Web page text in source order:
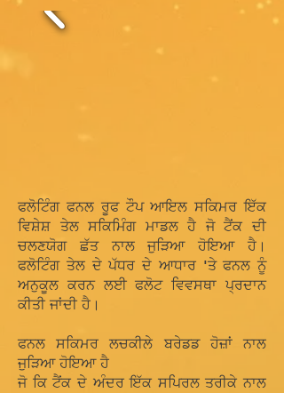
ਫਲੋਟਿੰਗ ਫਨਲ ਰੂਫ ਟੌਪ ਆਇਲ ਸਕਿਮਰ ਇੱਕ
ਵਿਸ਼ੇਸ਼ ਤੇਲ ਸਕਿਮਿੰਗ ਮਾਡਲ ਹੈ ਜੋ ਟੈਂਕ ਦੀ
ਚਲਣਯੋਗ ਛੱਤ ਨਾਲ ਜੁੜਿਆ ਹੋਇਆ ਹੈ।
ਫਲੋਟਿੰਗ ਤੇਲ ਦੇ ਪੱਧਰ ਦੇ ਆਧਾਰ 'ਤੇ ਫਨਲ ਨੂੰ
ਅਨੁਕੂਲ ਕਰਨ ਲਈ ਫਲੋਟ ਵਿਵਸਥਾ ਪ੍ਰਦਾਨ
ਕੀਤੀ ਜਾਂਦੀ ਹੈ।
ਫਨਲ ਸਕਿਮਰ ਲਚਕੀਲੇ ਬਰੇਡਡ ਹੋਜ਼ਾਂ ਨਾਲ
ਜੁੜਿਆ ਹੋਇਆ ਹੈ
ਜੋ ਕਿ ਟੈਂਕ ਦੇ ਅੰਦਰ ਇੱਕ ਸਪਿਰਲ ਤਰੀਕੇ ਨਾਲ